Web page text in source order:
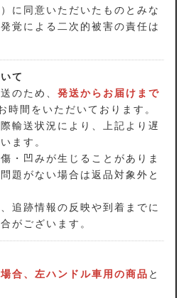
に同意いただいたものとみな
覚による二次的被害の責任は
て
のため、 発送からお届けまで
時間をいただいております。
輸送状況により、上記より遅
ます。
・凹みが生じることがありま
題がない場合は返品対象外と
追跡情報の反映や到着までに
がございます。
合、左ハンドル車用の商品 と